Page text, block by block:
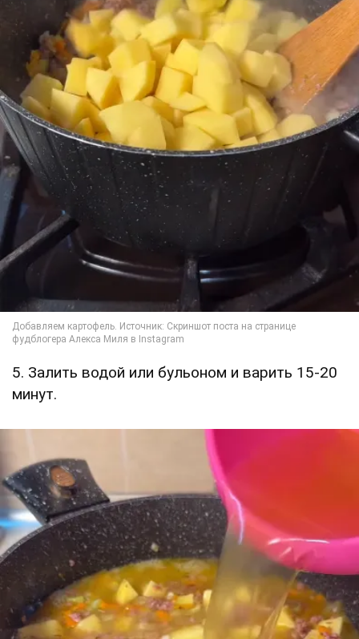
5. Залить водой или бульоном и варить 15-20
минут.